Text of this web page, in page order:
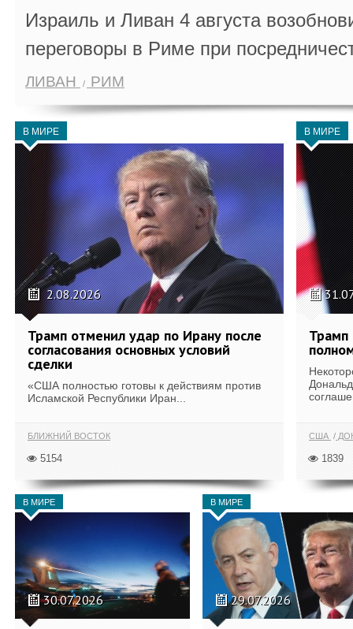
Израиль и Ливан 4 августа
переговоры в Риме при
ЛИВАН РИМ
В МИРЕ
2.08.2026
Трамп отменил удар по Ирану после
согласования основных условий
сделки
«США полностью готовы к действиям против
Исламской Республики Иран...
БЛИЖНИЙ ВОСТОК
5154
В МИРЕ
Трамп
США
1839
В МИРЕ
30.07.2026
В МИРЕ
29.07.2026